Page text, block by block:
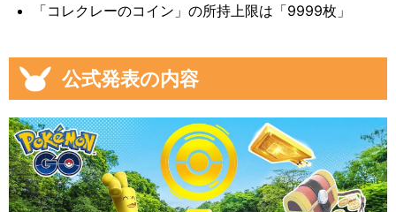
「コレクレーのコイン」の所持上限は「9999枚」
公式発表の内容